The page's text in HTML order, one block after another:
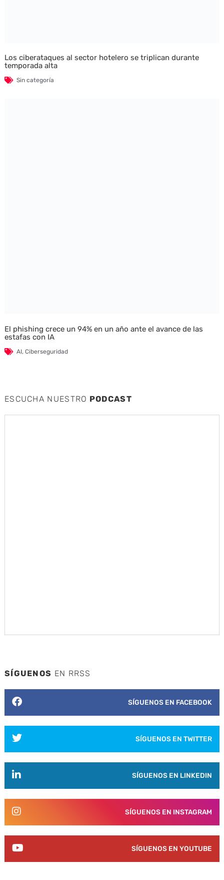
Los ciberataques al sector hotelero se triplican durante
temporada alta
Sin categoría
El phishing crece un 94% en un año ante el avance de las
estafas con IA
AI, Ciberseguridad
ESCUCHA NUESTRO PODCAST
SÍGUENOS EN RRSS
SÍGUENOS EN FACEBOOK
SÍGUENOS EN TWITTER
SÍGUENOS EN LINKEDIN
SÍGUENOS EN INSTAGRAM
SÍGUENOS EN YOUTUBE